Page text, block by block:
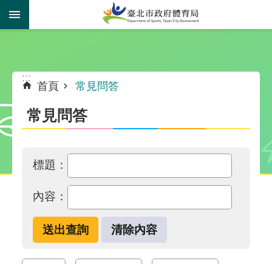
跳到主要內容區塊
:::
首頁 常見問答
常見問答
標題：
內容：